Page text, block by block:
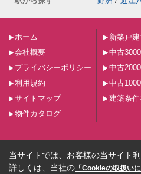
ホーム
会社概要
プライバシーポリシー
利用規約
サイトマップ
物件カタログ
新築戸建
中古
中古
中古
建築条
当サイトでは、お客様の当サイト
詳しくは、当社の 「Cookieの取扱い